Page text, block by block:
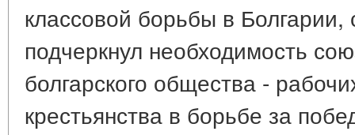
классовой борьбы в Болгарии,
подчеркнул необходимость
болгарского общества -
крестьянства в борьбе за